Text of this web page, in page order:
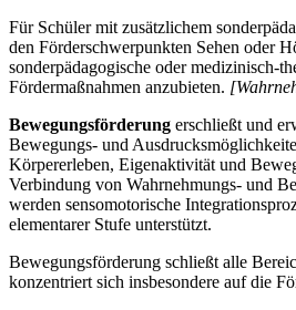
Für Schüler mit zusätzlichem
den Förderschwerpunkten Sehen oder
sonderpädagogische oder medizinisch-
Fördermaßnahmen anzubieten.
Bewegungsförderung erschließt und
Bewegungs- und
Körpererleben, Eigenaktivität und
Verbindung von Wahrnehmungs- und
werden sensomotorische
elementarer Stufe unterstützt.
Bewegungsförderung schließt alle
konzentriert sich insbesondere auf die